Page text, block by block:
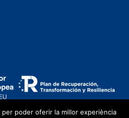
poder oferir la millor experiència